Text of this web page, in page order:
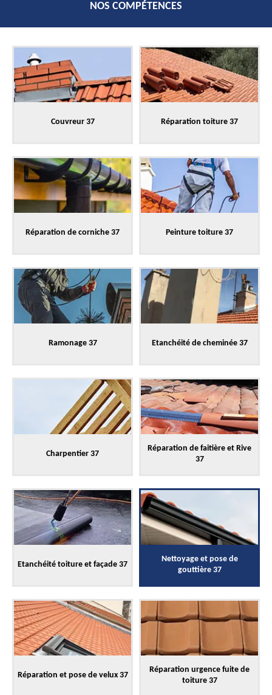
NOS COMPÉTENCES
Couvreur 37 Réparation toiture 37
Réparation de corniche 37 Peinture toiture 37
Ramonage 37 Etanchéité de cheminée 37
Charpentier 37
Réparation de faitière et Rive
37
Etanchéité toiture et façade 37
Nettoyage et pose de
gouttière 37
Réparation et pose de velux 37
Réparation urgence fuite de
toiture 37